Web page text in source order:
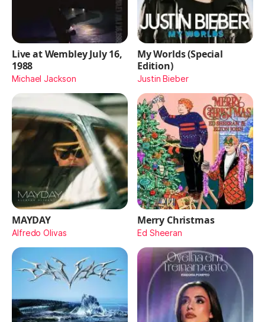
Live at Wembley July 16,
1988
Michael Jackson
My Worlds (Special
Edition)
Justin Bieber
MAYDAY
Alfredo Olivas
Merry Christmas
Ed Sheeran